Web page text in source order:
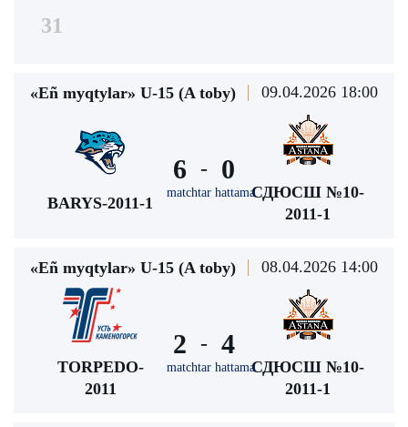
31
«Eñ myqtylar» U-15 (A toby) 09.04.2026 18:00
BARYS-2011-1
6 -
matchtar hattama
0
СДЮСШ №10-
2011-1
«Eñ myqtylar» U-15 (A toby) 08.04.2026 14:00
TORPEDO-
2011
2 -
matchtar hattama
4
СДЮСШ №10-
2011-1